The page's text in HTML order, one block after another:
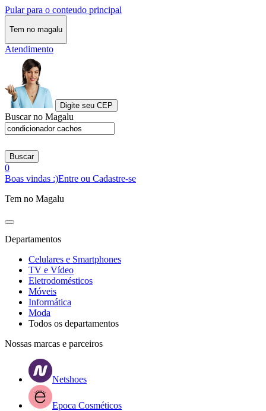
Pular para o conteudo principal
Tem no magalu
Atendimento
Digite seu CEP
Buscar no Magalu
Buscar
0
Boas vindas :)Entre ou Cadastre-se
Tem no Magalu
Departamentos
Celulares e Smartphones
TV e Vídeo
Eletrodomésticos
Móveis
Informática
Moda
Todos os departamentos
Nossas marcas e parceiros
Netshoes
Epoca Cosméticos